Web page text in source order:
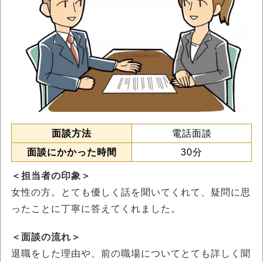
面談方法
電話面談
面談にかかった時間
30分
＜担当者の印象＞
女性の方。とても優しく話を聞いてくれて、疑問に思
ったことに丁寧に答えてくれました。
＜面談の流れ＞
退職をした理由や、前の職場についてとても詳しく聞